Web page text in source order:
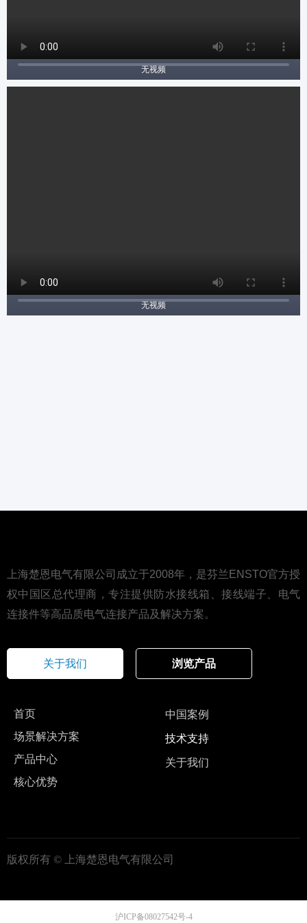
无视频
无视频
浏览产品
关于我们
上海楚恩电气有限公司成立于2008年，是芬兰ENSTO官方授
权中国区总代理商，专注提供防水接线箱、接线端子、电气
连接件等高品质电气连接产品及解决方案。
首页
场景解决方案
产品中心
核心优势
中国案例
技术支持
关于我们
版权所有 © 上海楚恩电气有限公司
沪ICP备08027542号-4